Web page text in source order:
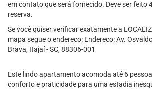
em contato que será fornecido. Deve ser feito
reserva.
Se você quiser verificar exatamente a
mapa segue o endereço: Endereço: Av.
Brava, Itajaí - SC, 88306-001
Este lindo apartamento acomoda até 6
conforto e praticidade para uma estadia